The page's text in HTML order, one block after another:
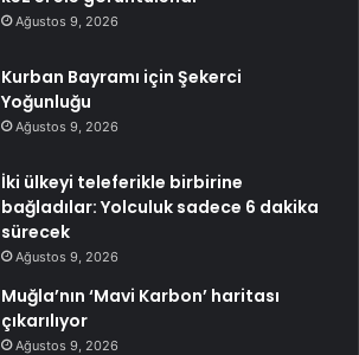
Ağustos 9, 2026
Kurban Bayramı için Şekerci
Yoğunluğu
Ağustos 9, 2026
İki ülkeyi teleferikle birbirine
bağladılar: Yolculuk sadece 6 dakika
sürecek
Ağustos 9, 2026
Muğla’nın ‘Mavi Karbon’ haritası
çıkarılıyor
Ağustos 9, 2026